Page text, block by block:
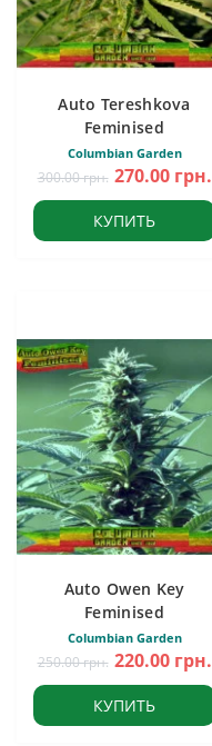
Auto Tereshkova
Feminised
Columbian Garden
300.00 грн. 270.00 грн.
КУПИТЬ
Auto Owen Key
Feminised
Columbian Garden
250.00 грн. 220.00 грн.
КУПИТЬ